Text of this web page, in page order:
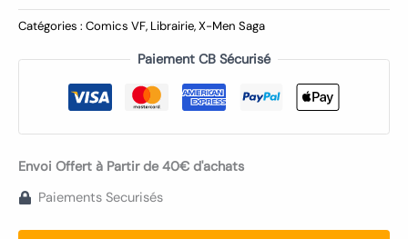
Catégories : Comics VF, Librairie,X-Men Saga
Paiement CB Sécurisé
Envoi Offert à Partir de 40€ d'achats
Paiements Securisés